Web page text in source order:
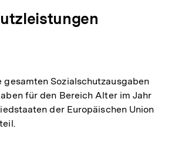
gesamten Sozialschutzausgaben
für den Bereich Alter im Jahr
der Europäischen Union